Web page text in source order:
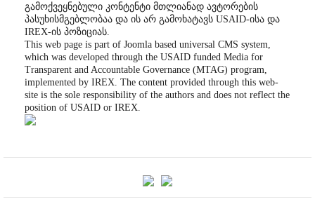
გამოქვეყნებული კონტენტი მთლიანად ავტორების
პასუხისმგებლობაა და ის არ გამოხატავს USAID-ისა და
IREX-ის პოზიციას.
This web page is part of Joomla based universal CMS system,
which was developed through the USAID funded Media for
Transparent and Accountable Governance (MTAG) program,
implemented by IREX. The content provided through this web-
site is the sole responsibility of the authors and does not reflect the
position of USAID or IREX.